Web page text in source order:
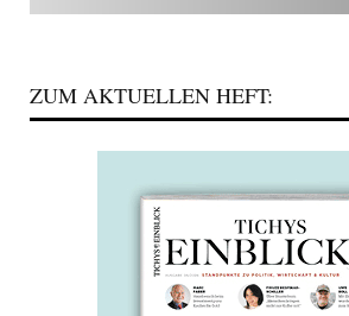
ZUM AKTUELLEN HEFT: